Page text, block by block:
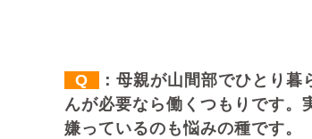
Q
：母親が山間部でひとり
んが必要なら働くつもりです。
嫌っているのも悩みの種です。